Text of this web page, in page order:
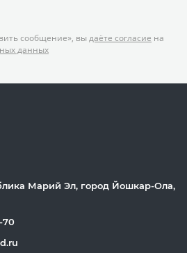
сообщение», вы даёте согласие на
данных
Марий Эл, город Йошкар-Ола,
70